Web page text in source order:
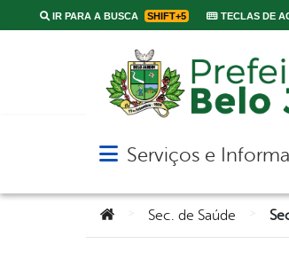
IR PARA A BUSCA SHIFT+5 TECLAS DE
Abrir menu principal de
Serviços e
Você está aqui:Sec. de Saúde